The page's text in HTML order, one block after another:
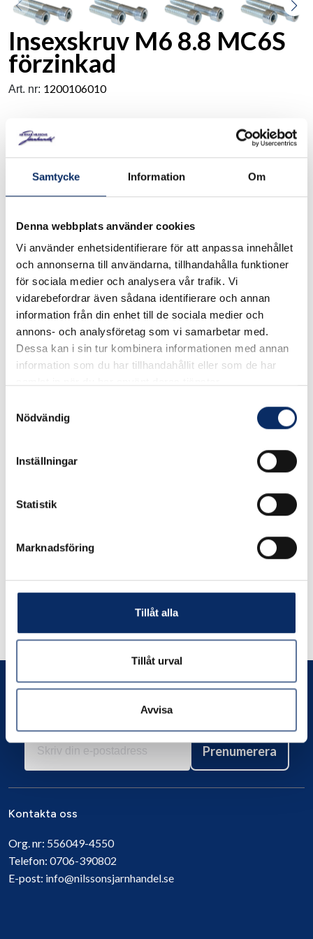
Samtycke Information Om
Denna webbplats använder cookies
Vi använder enhetsidentifierare för att anpassa innehållet
och annonserna till användarna, tillhandahålla funktioner
för sociala medier och analysera vår trafik. Vi
vidarebefordrar även sådana identifierare och annan
information från din enhet till de sociala medier och
annons- och analysföretag som vi samarbetar med.
Dessa kan i sin tur kombinera informationen med annan
information som du har tillhandahållit eller som de har
Nödvändig
Inställningar
Statistik
Marknadsföring
Tillåt alla
Tillåt urval
Avvisa
Insexskruv M6 8.8 MC6S
förzinkad
Art. nr: 1200106010
Insexskruv av stål MC6S. Kvalitet: 8.8 DIN 812/ISO 4762.
I lager
Välj Förpackning
Välj Förpackning
VäljLängd
Välj Längd
remove
100kr
Lägg i varukorg
Liknande produkter
Andra har även tittat på
Prenumerera
Kontakta oss
Org. nr: 556049-4550
Telefon: 0706-390802
E-post: info@nilssonsjarnhandel.se